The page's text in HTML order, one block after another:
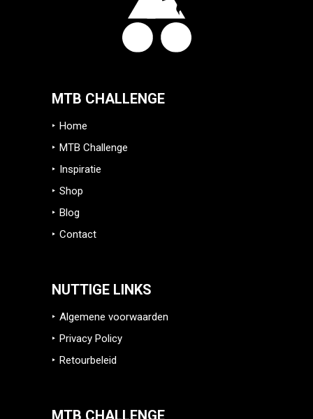
MTB CHALLENGE
Home
MTB Challenge
Inspiratie
Shop
Blog
Contact
NUTTIGE LINKS
Algemene voorwaarden
Privacy Policy
Retourbeleid